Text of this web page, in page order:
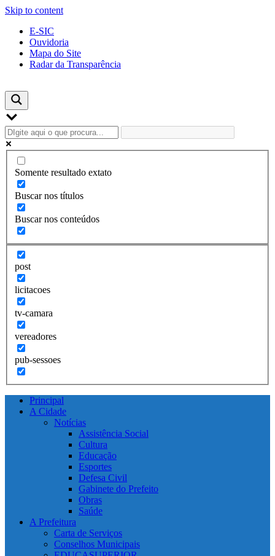
Skip to content
E-SIC
Ouvidoria
Mapa do Site
Radar da Transparência
Somente resultado extato
Buscar nos títulos
Buscar nos conteúdos
post
licitacoes
tv-camara
vereadores
pub-sessoes
Principal
A Cidade
Notícias
Assistência Social
Cultura
Educação
Esportes
Defesa Civil
Gabinete do Prefeito
Obras
Saúde
A Prefeitura
Carta de Serviços
Conselhos Municipais